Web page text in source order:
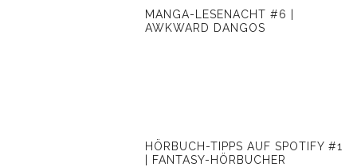
MANGA-LESENACHT #6 |
AWKWARD DANGOS
HÖRBUCH-TIPPS AUF SPOTIFY #1
| FANTASY-HÖRBUCHER